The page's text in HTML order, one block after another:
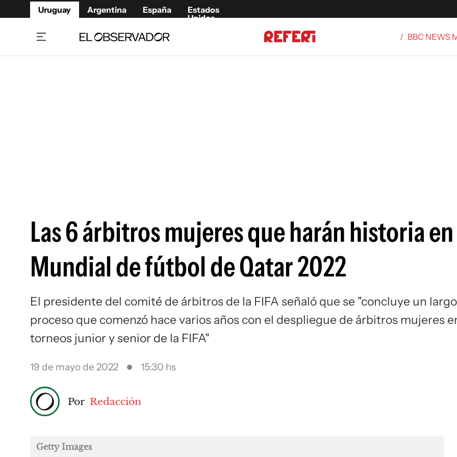
Uruguay Argentina España
Estados
Unidos
/ BBC NEWS
Las 6 árbitros mujeres que harán historia
Mundial de fútbol de Qatar 2022
El presidente del comité de árbitros de la FIFA señaló que se "concluye un largo
proceso que comenzó hace varios años con el despliegue de árbitros mujeres
torneos junior y senior de la FIFA"
19 de mayo de 2022 15:30 hs
Por Redacción
Getty Images